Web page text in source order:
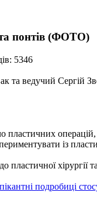
понтів (ФОТО)
5346
та ведучий Сергій
пластичних
із
хірургії
подробиці